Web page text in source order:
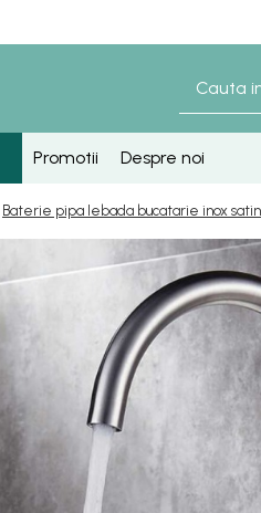
Promotii Despre noi
Baterie pipa lebada bucatarie inox